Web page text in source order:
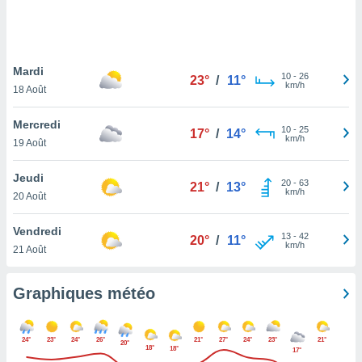
pas
de
à
cas,
que
sur le
et que
ne
Mardi
18 Août
23° / 11° 10- 26
km/h
Mercredi
19 Août
17° / 14° 10- 25
km/h
Jeudi
20 Août
21° / 13° 20- 63
km/h
Vendredi
21 Août
20° / 11° 13- 42
km/h
Graphiques météo
24° 23° 24° 26° 20°
18° 18°
21° 27° 24°
23°
17°
21°